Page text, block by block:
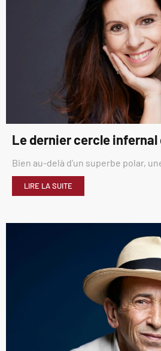
Le dernier cercle infernal
Bien au-delà d’un superbe polar,
LIRE LA SUITE